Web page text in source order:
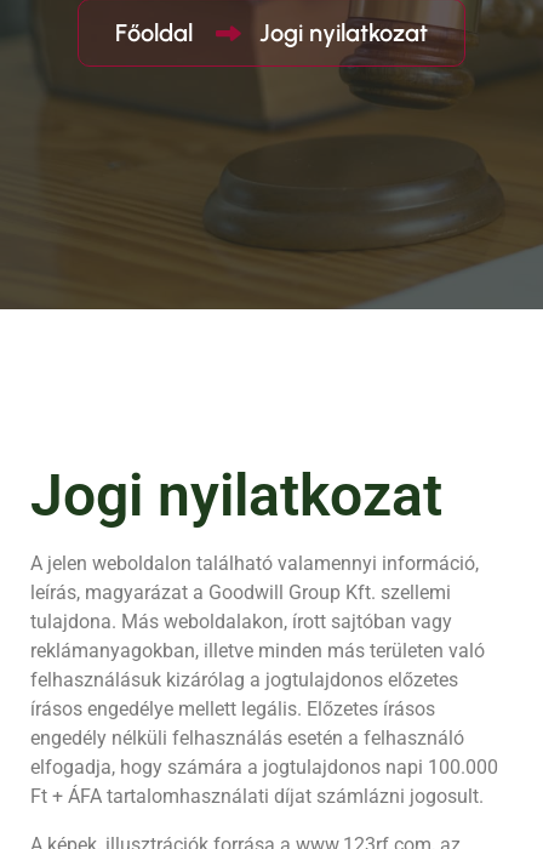
Főoldal Jogi nyilatkozat
Jogi nyilatkozat
A jelen weboldalon található valamennyi információ,
leírás, magyarázat a Goodwill Group Kft. szellemi
tulajdona. Más weboldalakon, írott sajtóban vagy
reklámanyagokban, illetve minden más területen való
felhasználásuk kizárólag a jogtulajdonos előzetes
írásos engedélye mellett legális. Előzetes írásos
engedély nélküli felhasználás esetén a felhasználó
elfogadja, hogy számára a jogtulajdonos napi 100.000
Ft + ÁFA tartalomhasználati díjat számlázni jogosult.